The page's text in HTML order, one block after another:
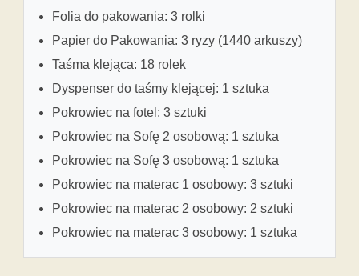
Folia do pakowania: 3 rolki
Papier do Pakowania: 3 ryzy (1440 arkuszy)
Taśma klejąca: 18 rolek
Dyspenser do taśmy klejącej: 1 sztuka
Pokrowiec na fotel: 3 sztuki
Pokrowiec na Sofę 2 osobową: 1 sztuka
Pokrowiec na Sofę 3 osobową: 1 sztuka
Pokrowiec na materac 1 osobowy: 3 sztuki
Pokrowiec na materac 2 osobowy: 2 sztuki
Pokrowiec na materac 3 osobowy: 1 sztuka